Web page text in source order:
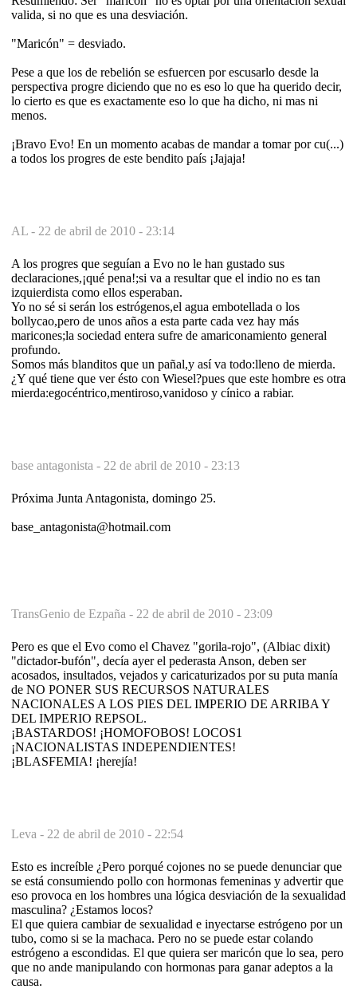
valida, si no que es una desviación.
"Maricón" = desviado.
Pese a que los de rebelión se esfuercen por escusarlo desde la
perspectiva progre diciendo que no es eso lo que ha querido decir,
lo cierto es que es exactamente eso lo que ha dicho, ni mas ni
menos.
¡Bravo Evo! En un momento acabas de mandar a tomar por cu(...)
a todos los progres de este bendito país ¡Jajaja!
AL - 22 de abril de 2010 - 23:14
A los progres que seguían a Evo no le han gustado sus
declaraciones,¡qué pena!;si va a resultar que el indio no es tan
izquierdista como ellos esperaban.
Yo no sé si serán los estrógenos,el agua embotellada o los
bollycao,pero de unos años a esta parte cada vez hay más
maricones;la sociedad entera sufre de amariconamiento general
profundo.
Somos más blanditos que un pañal,y así va todo:lleno de mierda.
¿Y qué tiene que ver ésto con Wiesel?pues que este hombre es otra
mierda:egocéntrico,mentiroso,vanidoso y cínico a rabiar.
base antagonista - 22 de abril de 2010 - 23:13
Próxima Junta Antagonista, domingo 25.
base_antagonista@hotmail.com
TransGenio de Ezpaña - 22 de abril de 2010 - 23:09
Pero es que el Evo como el Chavez "gorila-rojo", (Albiac dixit)
"dictador-bufón", decía ayer el pederasta Anson, deben ser
acosados, insultados, vejados y caricaturizados por su puta manía
de NO PONER SUS RECURSOS NATURALES
NACIONALES A LOS PIES DEL IMPERIO DE ARRIBA Y
DEL IMPERIO REPSOL.
¡BASTARDOS! ¡HOMOFOBOS! LOCOS1
¡NACIONALISTAS INDEPENDIENTES!
¡BLASFEMIA! ¡herejía!
Leva - 22 de abril de 2010 - 22:54
Esto es increíble ¿Pero porqué cojones no se puede denunciar que
se está consumiendo pollo con hormonas femeninas y advertir que
eso provoca en los hombres una lógica desviación de la sexualidad
masculina? ¿Estamos locos?
El que quiera cambiar de sexualidad e inyectarse estrógeno por un
tubo, como si se la machaca. Pero no se puede estar colando
estrógeno a escondidas. El que quiera ser maricón que lo sea, pero
que no ande manipulando con hormonas para ganar adeptos a la
causa.